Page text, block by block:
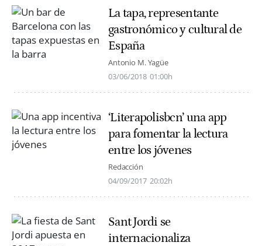
La tapa, representante
gastronómico y cultural de
España
Antonio M. Yagüe
03/06/2018 01:00h
‘Literapolisbcn’ una app
para fomentar la lectura
entre los jóvenes
Redacción
04/09/2017 20:02h
Sant Jordi se
internacionaliza